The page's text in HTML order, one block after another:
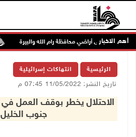
أهم الاخبار
الرئيسية انتهاكات إسرائيلية
تاريخ النشر: 11/05/2022 07:45 م
جنوب الخليل